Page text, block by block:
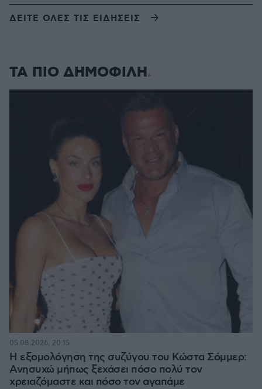
ΔΕΙΤΕ ΟΛΕΣ ΤΙΣ ΕΙΔΗΣΕΙΣ
ΤΑ ΠΙΟ ΔΗΜΟΦΙΛΗ
Η εξομολόγηση της συζύγου του Κώστα Σόμμερ:
Ανησυχώ μήπως ξεχάσει πόσο πολύ τον
χρειαζόμαστε και πόσο τον αγαπάμε
05.08.2026, 20:15